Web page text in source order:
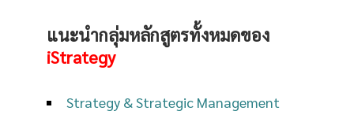
แนะนำกลุ่มหลักสูตรทั้งหมดของ
iStrategy
Strategy & Strategic Management